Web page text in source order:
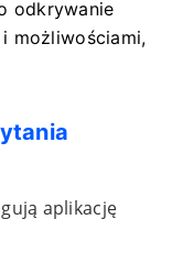
odkrywanie
możliwościami,
aplikację